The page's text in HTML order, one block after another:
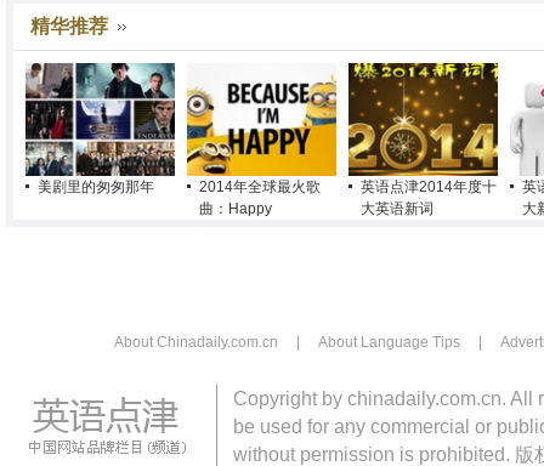
精华推荐
美剧里的匆匆那年
2014年全球最火歌
曲：Happy
英语点津2014年度十
大英语新词
英
大
About Chinadaily.com.cn About Language Tips
Copyright by chinadaily.com.cn. All
be used for any commercial or
without permission is prohibited.